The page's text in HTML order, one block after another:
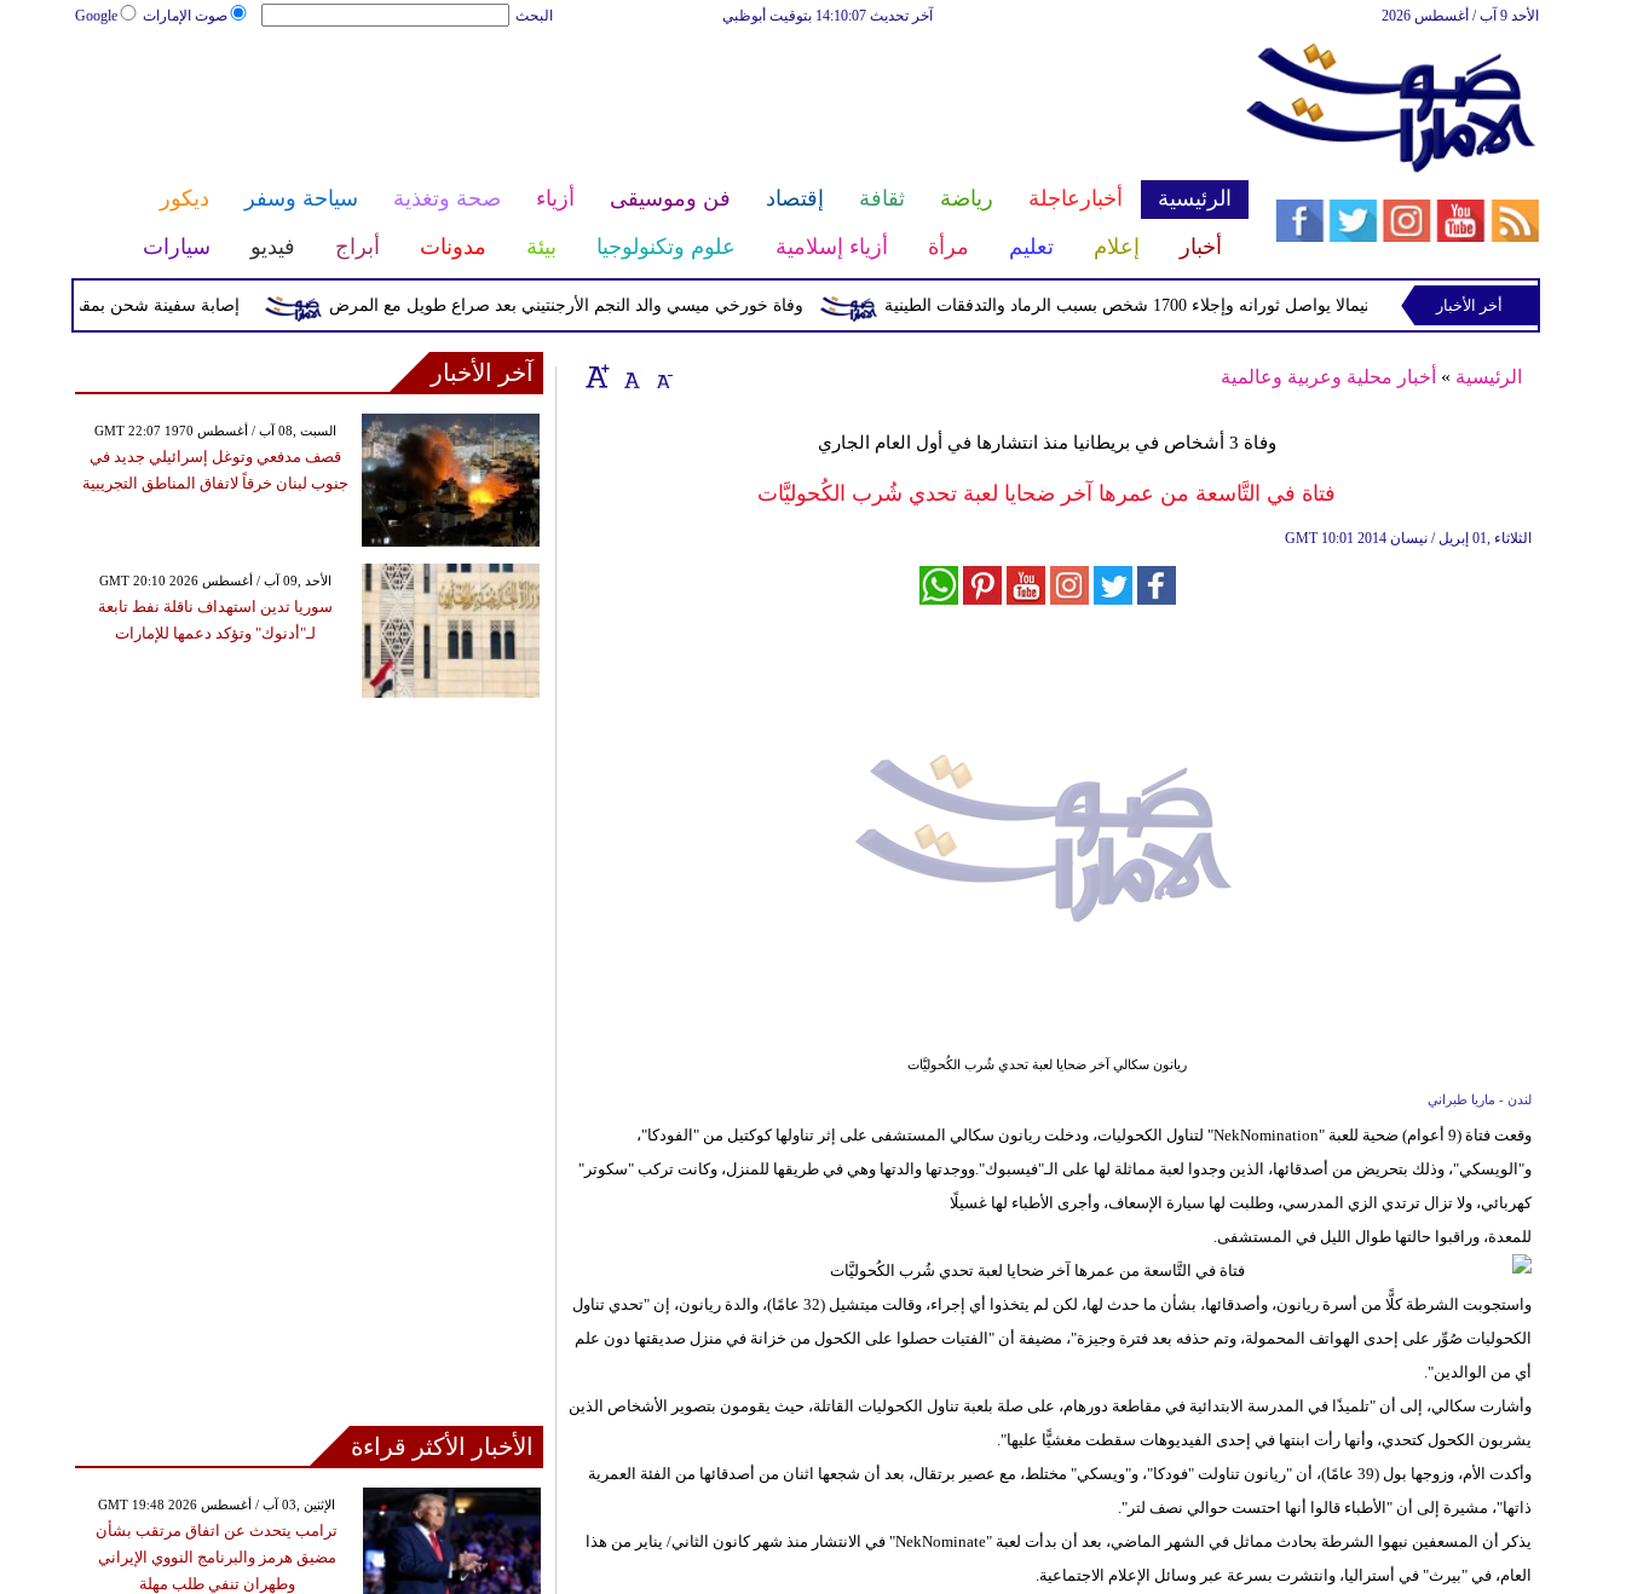
صوت الإمارات Google البحث آخر تحديث 14:10:07 بتوقيت أبوظبي الأحد 9 آب / أغسطس 2026
الرئيسية أخبارعاجلة رياضة ثقافة إقتصاد فن وموسيقى أزياء صحة وتغذية سياحة وسفر
ديكور
أخبار
إعلام تعليم مرأة أزياء إسلامية علوم وتكنولوجيا بيئة مدونات أبراج فيديو سيارات
إصابة سفينة شحن بمقذوف مجهول قرب وفاة خورخي ميسي والد النجم الأرجنتيني بعد صراع طويل مع المرض بركان فويجو في جواتيمالا يواصل ثورانه وإجلاء 1700 شخص بسبب الرماد والتدفقات الطينية
أخر الأخبار
الرئيسية » أخبار محلية وعربية وعالمية
وفاة 3 أشخاص في بريطانيا منذ انتشارها في أول العام الجاري
فتاة في التَّاسعة من عمرها آخر ضحايا لعبة تحدي شُرب الكُحوليَّات
GMT 10:01 2014 الثلاثاء ,01 إبريل / نيسان
ريانون سكالي آخر ضحايا لعبة تحدي شُرب الكُحوليَّات
لندن - ماريا طبراني
وقعت فتاة (9 أعوام) ضحية للعبة "NekNomination" لتناول الكحوليات، ودخلت ريانون سكالي المستشفى على إثر تناولها كوكتيل من "الفودكا"،
و"الويسكي"، وذلك بتحريض من أصدقائها، الذين وجدوا لعبة مماثلة لها على الـ"فيسبوك".ووجدتها والدتها وهي في طريقها للمنزل، وكانت تركب "سكوتر"
كهربائي، ولا تزال ترتدي الزي المدرسي، وطلبت لها سيارة الإسعاف، وأجرى الأطباء لها غسيلًا
للمعدة، وراقبوا حالتها طوال الليل في المستشفى.
واستجوبت الشرطة كلًّا من أسرة ريانون، وأصدقائها، بشأن ما حدث لها، لكن لم يتخذوا أي إجراء، وقالت ميتشيل (32 عامًا)، والدة ريانون، إن "تحدي تناول
الكحوليات صُوِّر على إحدى الهواتف المحمولة، وتم حذفه بعد فترة وجيزة"، مضيفة أن "الفتيات حصلوا على الكحول من خزانة في منزل صديقتها دون علم
أي من الوالدين".
وأشارت سكالي، إلى أن "تلميذًا في المدرسة الابتدائية في مقاطعة دورهام، على صلة بلعبة تناول الكحوليات القاتلة، حيث يقومون بتصوير الأشخاص الذين
يشربون الكحول كتحدي، وأنها رأت ابنتها في إحدى الفيديوهات سقطت مغشيًّا عليها".
وأكدت الأم، وزوجها بول (39 عامًا)، أن "ريانون تناولت "فودكا"، و"ويسكي" مختلط، مع عصير برتقال، بعد أن شجعها اثنان من أصدقائها من الفئة العمرية
ذاتها"، مشيرة إلى أن "الأطباء قالوا أنها احتست حوالي نصف لتر".
يذكر أن المسعفين نبهوا الشرطة بحادث مماثل في الشهر الماضي، بعد أن بدأت لعبة "NekNominate" في الانتشار منذ شهر كانون الثاني/ يناير من هذا
العام، في "بيرث" في أستراليا، وانتشرت بسرعة عبر وسائل الإعلام الاجتماعية.
آخر الأخبار
GMT 22:07 1970 السبت ,08 آب / أغسطس
قصف مدفعي وتوغل إسرائيلي جديد في
جنوب لبنان خرقاً لاتفاق المناطق التجريبية
GMT 20:10 2026 الأحد ,09 آب / أغسطس
سوريا تدين استهداف ناقلة نفط تابعة
لـ"أدنوك" وتؤكد دعمها للإمارات
الأخبار الأكثر قراءة
GMT 19:48 2026 الإثنين ,03 آب / أغسطس
ترامب يتحدث عن اتفاق مرتقب بشأن
مضيق هرمز والبرنامج النووي الإيراني
وطهران تنفي طلب مهلة